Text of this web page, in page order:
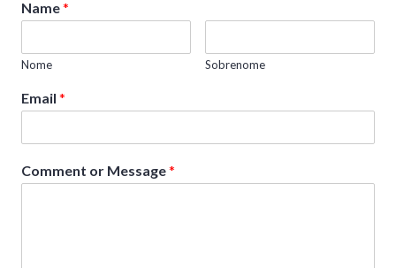
Name*
Nome Sobrenome
Email *
Comment or Message*